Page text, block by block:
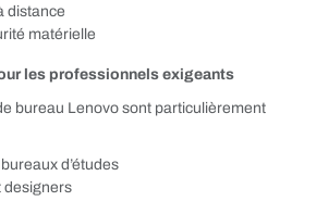
distance
matérielle
les professionnels exigeants
bureau Lenovo sont particulièrement
d’études
designers